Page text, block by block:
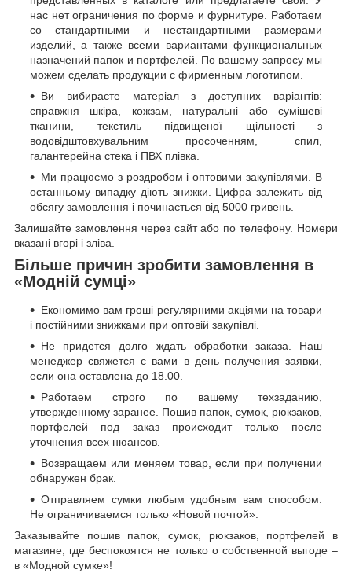
нас нет ограничения по форме и фурнитуре. Работаем
со стандартными и нестандартными размерами
изделий, а также всеми вариантами функциональных
назначений папок и портфелей. По вашему запросу мы
можем сделать продукции с фирменным логотипом.
Ви вибираєте матеріал з доступних варіантів:
справжня шкіра, кожзам, натуральні або сумішеві
тканини, текстиль підвищеної щільності з
водовідштовхувальним просоченням, спил,
галантерейна стека і ПВХ плівка.
Ми працюємо з роздробом і оптовими закупівлями. В
останньому випадку діють знижки. Цифра залежить від
обсягу замовлення і починається від 5000 гривень.
Залишайте замовлення через сайт або по телефону. Номери
вказані вгорі і зліва.
Більше причин зробити замовлення в
«Модній сумці»
Економимо вам гроші регулярними акціями на товари
і постійними знижками при оптовій закупівлі.
Не придется долго ждать обработки заказа. Наш
менеджер свяжется с вами в день получения заявки,
если она оставлена до 18.00.
Работаем строго по вашему техзаданию,
утвержденному заранее. Пошив папок, сумок, рюкзаков,
портфелей под заказ происходит только после
уточнения всех нюансов.
Возвращаем или меняем товар, если при получении
обнаружен брак.
Отправляем сумки любым удобным вам способом.
Не ограничиваемся только «Новой почтой».
Заказывайте пошив папок, сумок, рюкзаков, портфелей в
магазине, где беспокоятся не только о собственной выгоде –
в «Модной сумке»!